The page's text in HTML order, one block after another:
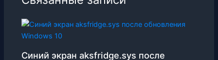
Синий экран aksfridge.sys после